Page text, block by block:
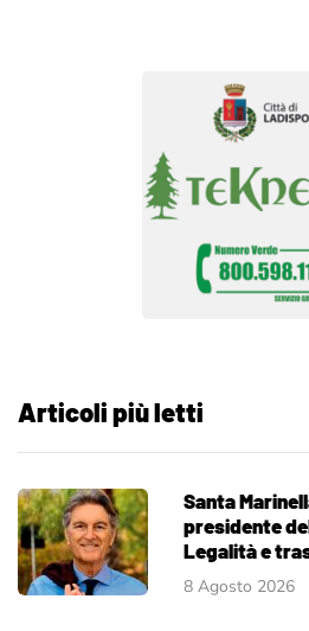
Articoli più letti
Santa
presidente
Legalità e
8 Agosto 2026